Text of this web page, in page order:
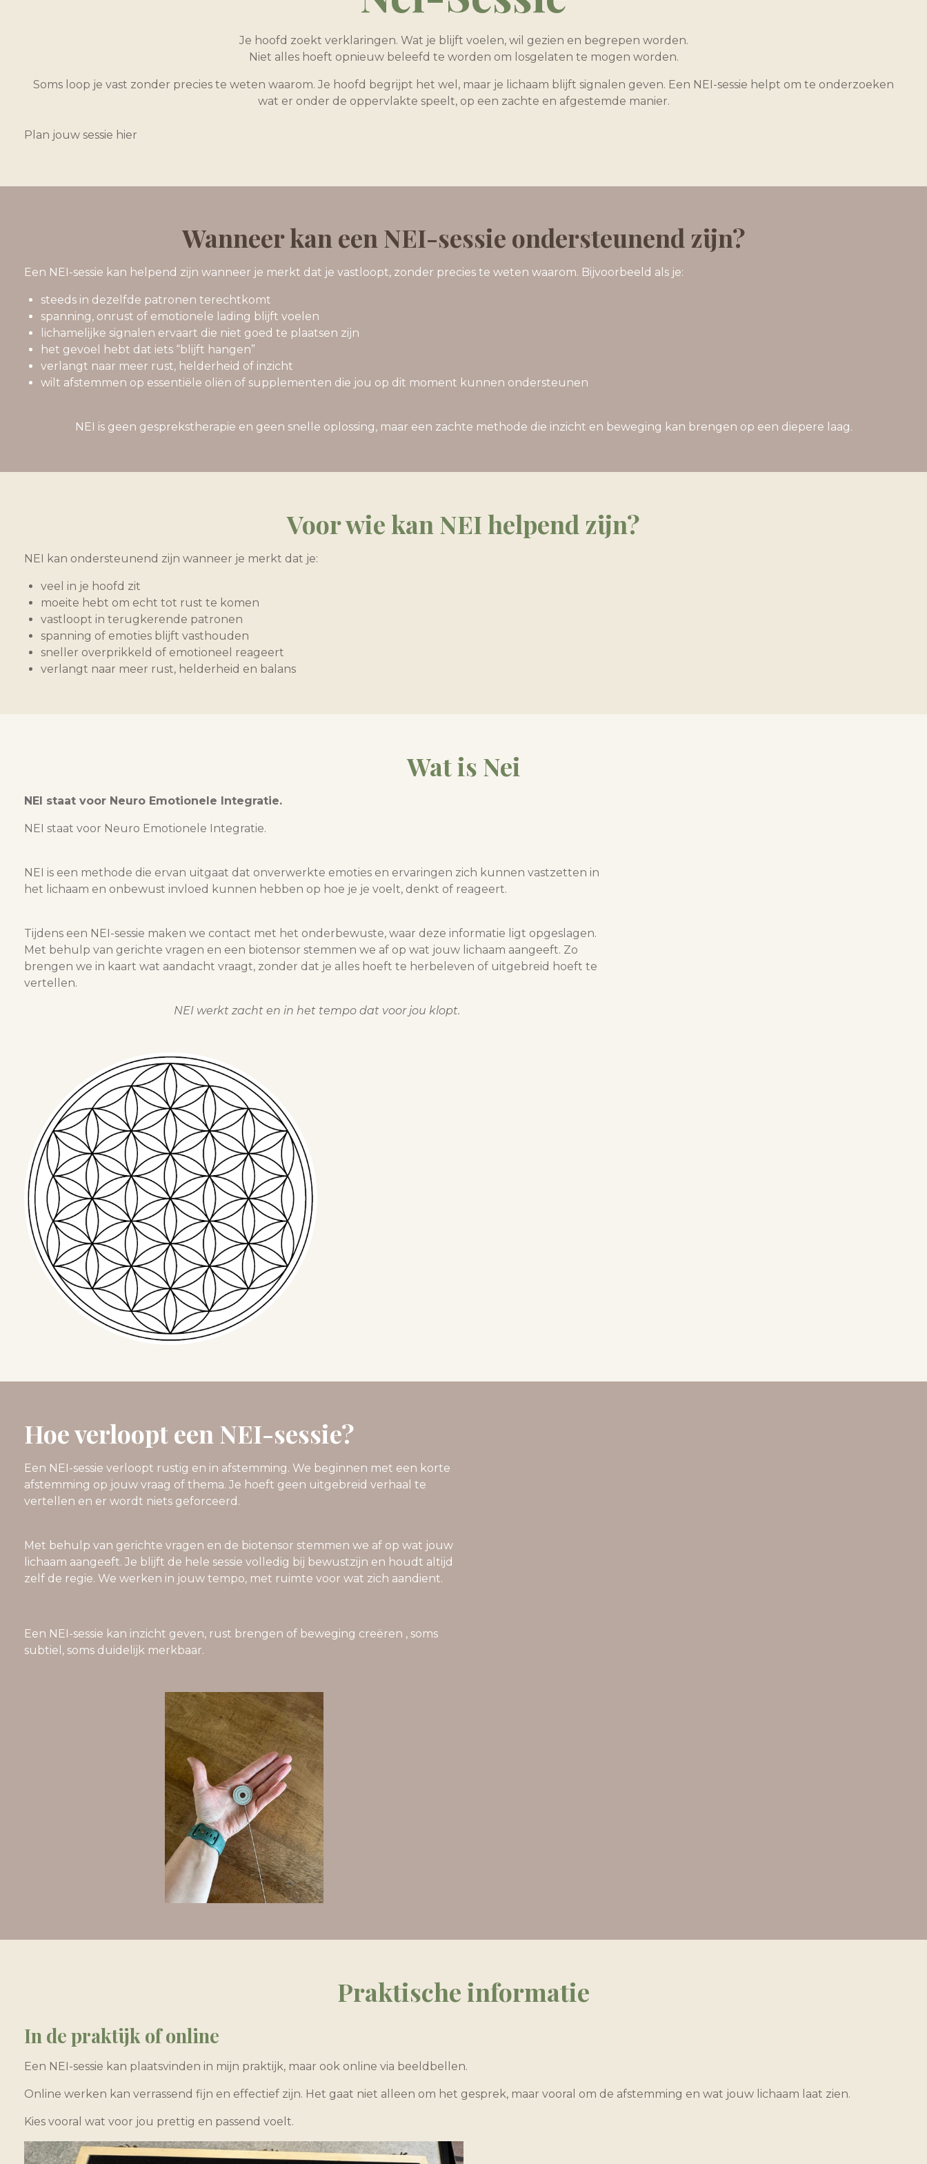
Je hoofd zoekt verklaringen. Wat je blijft voelen, wil gezien en begrepen worden.
Niet alles hoeft opnieuw beleefd te worden om losgelaten te mogen worden.
Soms loop je vast zonder precies te weten waarom. Je hoofd begrijpt het wel, maar je lichaam blijft signalen geven. Een NEI-sessie helpt om te onderzoeken
wat er onder de oppervlakte speelt, op een zachte en afgestemde manier.
Plan jouw sessie hier
Wanneer kan een NEI-sessie ondersteunend zijn?
Een NEI-sessie kan helpend zijn wanneer je merkt dat je vastloopt, zonder precies te weten waarom. Bijvoorbeeld als je:
steeds in dezelfde patronen terechtkomt
spanning, onrust of emotionele lading blijft voelen
lichamelijke signalen ervaart die niet goed te plaatsen zijn
het gevoel hebt dat iets “blijft hangen”
verlangt naar meer rust, helderheid of inzicht
wilt afstemmen op essentiële oliën of supplementen die jou op dit moment kunnen ondersteunen
NEI is geen gesprekstherapie en geen snelle oplossing, maar een zachte methode die inzicht en beweging kan brengen op een diepere laag.
Voor wie kan NEI helpend zijn?
NEI kan ondersteunend zijn wanneer je merkt dat je:
veel in je hoofd zit
moeite hebt om echt tot rust te komen
vastloopt in terugkerende patronen
spanning of emoties blijft vasthouden
sneller overprikkeld of emotioneel reageert
verlangt naar meer rust, helderheid en balans
Wat is Nei
NEI staat voor Neuro Emotionele Integratie.
NEI staat voor Neuro Emotionele Integratie.
NEI is een methode die ervan uitgaat dat onverwerkte emoties en ervaringen zich kunnen vastzetten in
het lichaam en onbewust invloed kunnen hebben op hoe je je voelt, denkt of reageert.
Tijdens een NEI-sessie maken we contact met het onderbewuste, waar deze informatie ligt opgeslagen.
Met behulp van gerichte vragen en een biotensor stemmen we af op wat jouw lichaam aangeeft. Zo
brengen we in kaart wat aandacht vraagt, zonder dat je alles hoeft te herbeleven of uitgebreid hoeft te
vertellen.
NEI werkt zacht en in het tempo dat voor jou klopt.
Hoe verloopt een NEI-sessie?
Een NEI-sessie verloopt rustig en in afstemming. We beginnen met een korte
afstemming op jouw vraag of thema. Je hoeft geen uitgebreid verhaal te
vertellen en er wordt niets geforceerd.
Met behulp van gerichte vragen en de biotensor stemmen we af op wat jouw
lichaam aangeeft. Je blijft de hele sessie volledig bij bewustzijn en houdt altijd
zelf de regie. We werken in jouw tempo, met ruimte voor wat zich aandient.
Een NEI-sessie kan inzicht geven, rust brengen of beweging creëren , soms
subtiel, soms duidelijk merkbaar.
Praktische informatie
In de praktijk of online
Een NEI-sessie kan plaatsvinden in mijn praktijk, maar ook online via beeldbellen.
Online werken kan verrassend fijn en effectief zijn. Het gaat niet alleen om het gesprek, maar vooral om de afstemming en wat jouw lichaam laat zien.
Kies vooral wat voor jou prettig en passend voelt.